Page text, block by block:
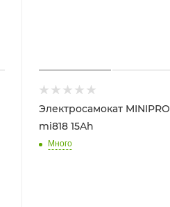
Электросамокат MINIPRO
mi818 15Ah
Много